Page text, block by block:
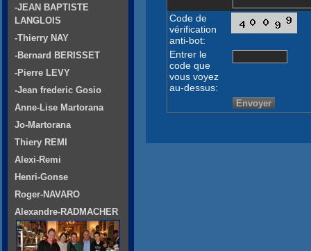
Code de
vérification
anti-bot:
Entrer le
code que
vous voyez
au-dessus:
-JEAN BAPTISTE
LANGLOIS
-Thierry NAY
-Bernard BERISSET
-Pierre LEVY
-Jean frederic Gosio
Anne-Lise Martorana
Jo-Martorana
Thiery REMI
Alexi-Remi
Henri-Gonse
Roger-NAVARO
Alexandre-RADMACHER